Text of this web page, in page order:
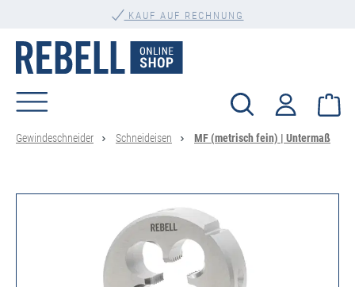
KAUF AUF RECHNUNG
Gewindeschneider Schneideisen MF (metrisch fein) | Untermaß